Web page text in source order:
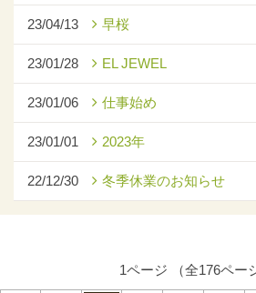
23/04/13 早桜
23/01/28 EL JEWEL
23/01/06 仕事始め
23/01/01 2023年
22/12/30 冬季休業のお知らせ
1ページ （全176ペー